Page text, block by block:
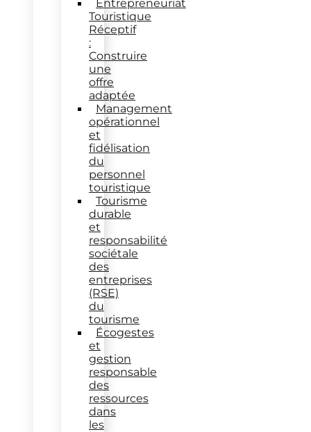
Entrepreneuriat
Touristique
Réceptif
:
Construire
une
offre
adaptée
Management
opérationnel
et
fidélisation
du
personnel
touristique
Tourisme
durable
et
responsabilité
sociétale
des
entreprises
(RSE)
du
tourisme
Écogestes
et
gestion
responsable
des
ressources
dans
les